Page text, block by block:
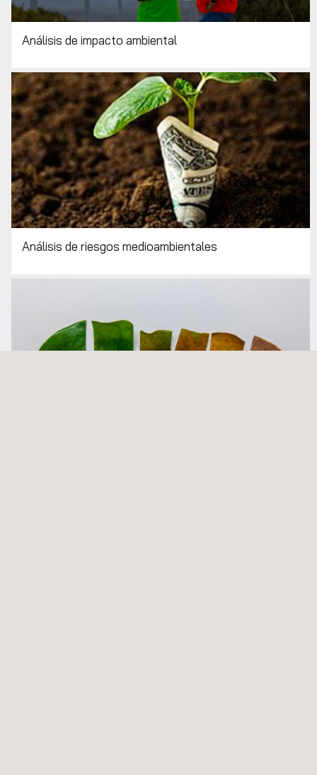
Análisis de impacto ambiental
Análisis de riesgos medioambientales